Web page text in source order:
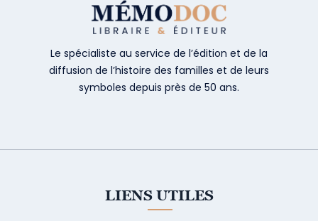
Le spécialiste au service de l’édition et de la
diffusion de l’histoire des familles et de leurs
symboles depuis près de 50 ans.
LIENS UTILES